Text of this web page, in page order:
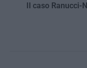
Il caso Ranucci-